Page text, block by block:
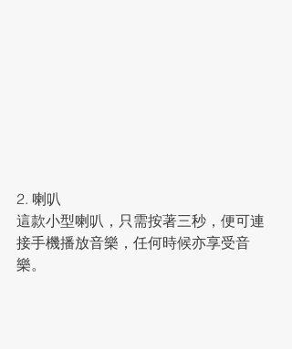
2. 喇叭
這款小型喇叭，只需按著三秒，便可連
接手機播放音樂，任何時候亦享受音
樂。